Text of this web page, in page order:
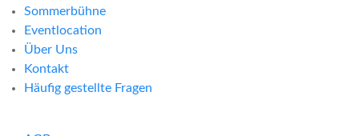
Sommerbühne
Eventlocation
Über Uns
Kontakt
Häufig gestellte Fragen